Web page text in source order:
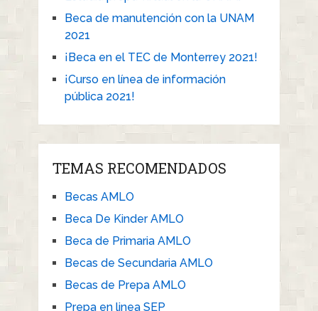
Beca de manutención con la UNAM
2021
¡Beca en el TEC de Monterrey 2021!
¡Curso en línea de información
pública 2021!
TEMAS RECOMENDADOS
Becas AMLO
Beca De Kinder AMLO
Beca de Primaria AMLO
Becas de Secundaria AMLO
Becas de Prepa AMLO
Prepa en linea SEP